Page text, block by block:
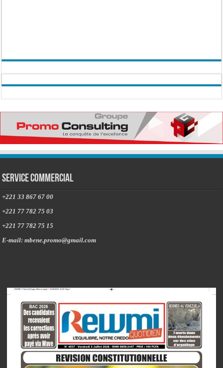
Service commercial
+221 33 867 67 00
+221 77 782 75 03
+221 77 782 75 15
E-mail: mbene.promo@gmail.com